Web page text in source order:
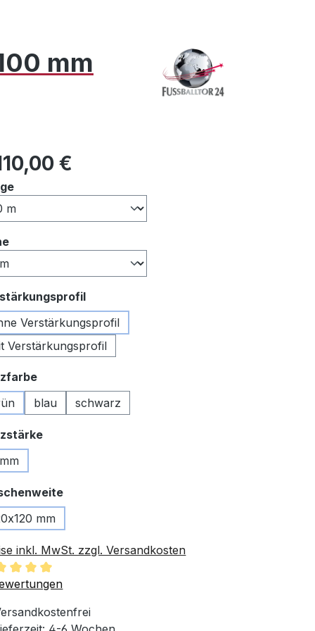
mm
Preis:€
auswählen
auswählen
auswählen
Verstärkungsprofil
Verstärkungsprofil
auswählen
blau schwarz
auswählen
auswählen
mm
inkl. MwSt. zzgl. Versandkosten
Bewertung von 5 von 5 Sternen